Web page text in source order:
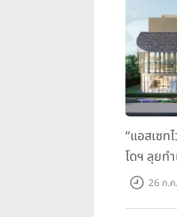
“แอสเซท
โดฯ ลุยท
นครปฐม
26 ก.